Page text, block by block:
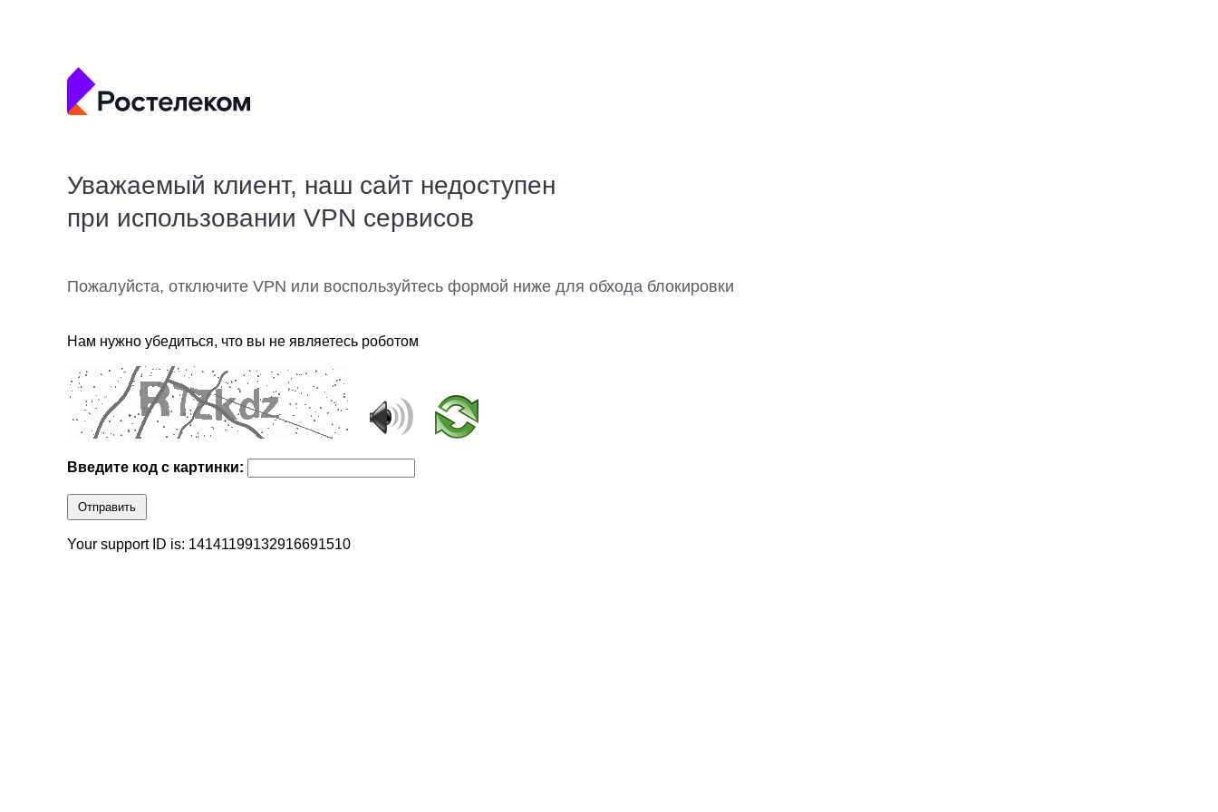
Уважаемый клиент, наш сайт недоступен
при использовании VPN сервисов
Пожалуйста, отключите VPN или воспользуйтесь формой ниже для обхода блокировки
Нам нужно убедиться, что вы не являетесь роботом
Введите код с картинки:
Отправить
Your support ID is: 14141199132916691510